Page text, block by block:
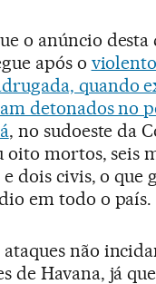
o anúncio desta
após o
quando
detonados no
, no sudoeste da
oito mortos, seis
dois civis, o que
em todo o país.
não
de Havana, já